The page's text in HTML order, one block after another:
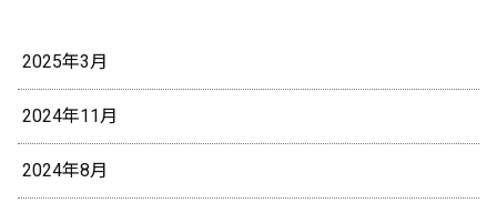
2025年3月
2024年11月
2024年8月